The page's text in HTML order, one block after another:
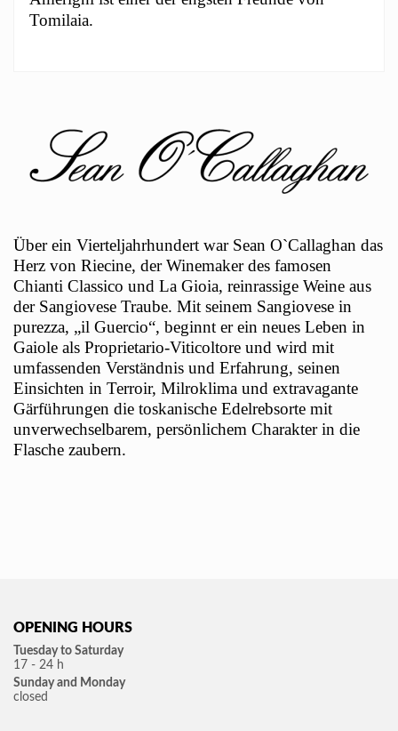
Tomilaia.
Über ein Vierteljahrhundert war Sean O`Callaghan das
Herz von Riecine, der Winemaker des famosen
Chianti Classico und La Gioia, reinrassige Weine aus
der Sangiovese Traube. Mit seinem Sangiovese in
purezza, „il Guercio“, beginnt er ein neues Leben in
Gaiole als Proprietario-Viticoltore und wird mit
umfassenden Verständnis und Erfahrung, seinen
Einsichten in Terroir, Milroklima und extravagante
Gärführungen die toskanische Edelrebsorte mit
unverwechselbarem, persönlichem Charakter in die
Flasche zaubern.
OPENING HOURS
Tuesdayto Saturday
17 - 24 h
Sunday and Monday
closed